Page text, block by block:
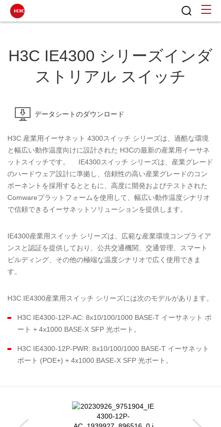
H3C IE4300 シリーズインダ
ストリアル スイッチ
データシートのダウンロード
H3C 産業用イーサネット 4300スイッチ シリーズは、過酷な環境
と幅広い動作温度向けに設計された H3Cの最新の産業用イーサネ
ットスイッチです。 IE4300スイッチ シリーズは、産業グレード
のハードウェア設計に準拠し、信頼性の高い産業グレードのコン
ポーネントを採用するとともに、高度に開発およびテストされた
Comwareプラットフォームを使用して、幅広い動作温度シナリオ
で信頼できるイーサネットソリューションを提供します。
IE4300産業用スイッチ シリーズは、広範な産業環境コンプライア
ンスと認証を提供しており、公共交通機関、交通管理、スマート
ビルディング、その他の極端な温度シナリオで広く使用できま
す。
H3C IE4300産業用スイッチ シリーズには次のモデルがあります。
H3C IE4300-12P-AC: 8x10/100/1000 BASE-T イーサネット ポ
ート + 4x1000 BASE-X SFP 光ポート。
H3C IE4300-12P-PWR: 8x10/100/1000 BASE-T イーサネット
ポート (POE+) + 4x1000 BASE-X SFP 光ポート。